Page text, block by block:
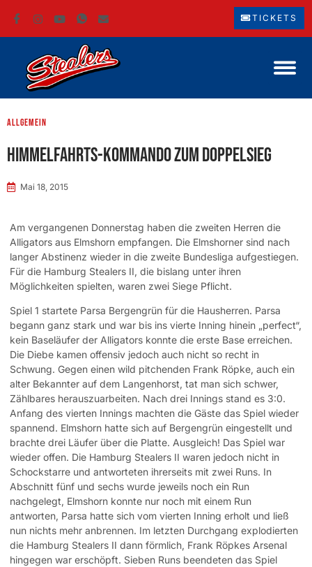
TICKETS
Allgemein
Himmelfahrts-Kommando zum Doppelsieg
Mai 18, 2015
Am vergangenen Donnerstag haben die zweiten Herren die
Alligators aus Elmshorn empfangen. Die Elmshorner sind nach
langer Abstinenz wieder in die zweite Bundesliga aufgestiegen.
Für die Hamburg Stealers II, die bislang unter ihren
Möglichkeiten spielten, waren zwei Siege Pflicht.
Spiel 1 startete Parsa Bergengrün für die Hausherren. Parsa
begann ganz stark und war bis ins vierte Inning hinein „perfect“,
kein Baseläufer der Alligators konnte die erste Base erreichen.
Die Diebe kamen offensiv jedoch auch nicht so recht in
Schwung. Gegen einen wild pitchenden Frank Röpke, auch ein
alter Bekannter auf dem Langenhorst, tat man sich schwer,
Zählbares herauszuarbeiten. Nach drei Innings stand es 3:0.
Anfang des vierten Innings machten die Gäste das Spiel wieder
spannend. Elmshorn hatte sich auf Bergengrün eingestellt und
brachte drei Läufer über die Platte. Ausgleich! Das Spiel war
wieder offen. Die Hamburg Stealers II waren jedoch nicht in
Schockstarre und antworteten ihrerseits mit zwei Runs. In
Abschnitt fünf und sechs wurde jeweils noch ein Run
nachgelegt, Elmshorn konnte nur noch mit einem Run
antworten, Parsa hatte sich vom vierten Inning erholt und ließ
nun nichts mehr anbrennen. Im letzten Durchgang explodierten
die Hamburg Stealers II dann förmlich, Frank Röpkes Arsenal
hingegen war erschöpft. Sieben Runs beendeten das Spiel